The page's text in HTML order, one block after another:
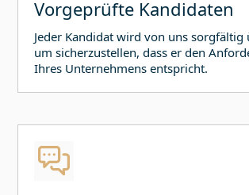
Vorgeprüfte Kandidaten
Jeder Kandidat wird von uns sorgfältig
um sicherzustellen, dass er den
Ihres Unternehmens entspricht.